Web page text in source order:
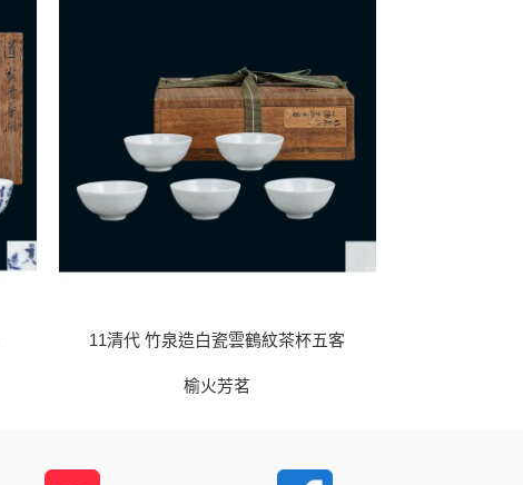
11清代 竹泉造白瓷雲鶴紋茶杯五客
榆火芳茗